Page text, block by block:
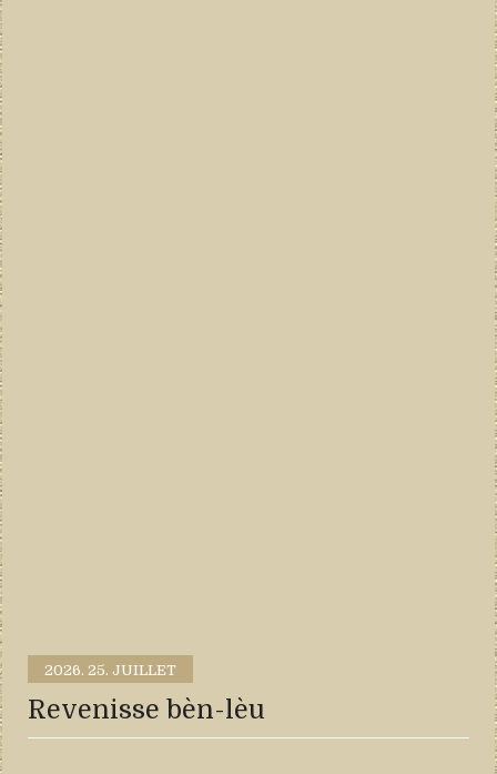
2026. 25. JUILLET
Revenisse bèn-lèu